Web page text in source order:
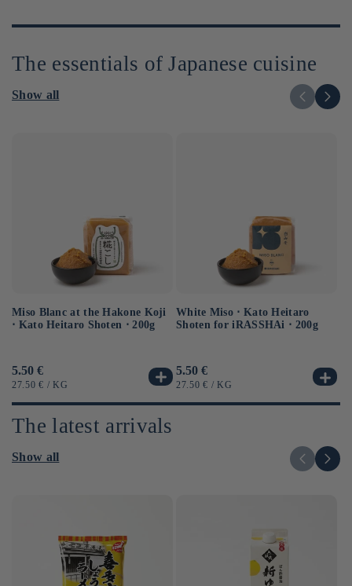
The essentials of Japanese cuisine
Show all
Miso Blanc at the Hakone Koji
⋅ Kato Heitaro Shoten ⋅ 200g
Usual
price
5.50 €
UNIT
27.50 € / BY
KG
White Miso ⋅ Kato Heitaro
Shoten for iRASSHAi ⋅ 200g
Usual
price
5.50 €
UNIT
27.50 € / BY
KG
The latest arrivals
Show all